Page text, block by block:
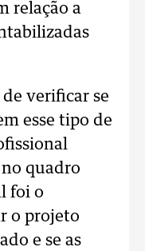
relação a
verificar se
esse tipo de
quadro
foi o
o projeto
e se as